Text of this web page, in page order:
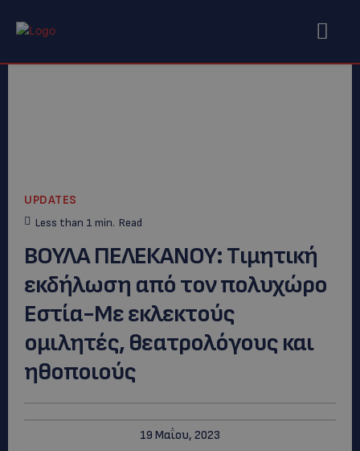
UPDATES
Less than 1 min. Read
ΒΟΥΛΑ ΠΕΛΕΚΑΝΟΥ: Tιμητική
εκδήλωση από τον πολυχώρο
Εστία-Με εκλεκτούς
ομιλητές, θεατρολόγους και
ηθοποιούς
19 Μαΐου, 2023